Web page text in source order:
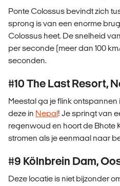
Ponte Colossus bevindt zich
sprong is van een enorme
Colossus heet. De snelheid
per seconde (meer dan 100
seconden.
#10 The Last Resort,
Meestal ga je flink ontspannen
deze in Nepal! Je springt van
regenwoud en hoort de Bhote
stromen als je eenmaal naar
#9 Kölnbrein Dam,
Deze locatie is niet bijzonder